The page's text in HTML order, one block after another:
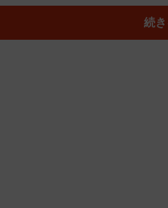
実際は3分50秒かかっています）
続